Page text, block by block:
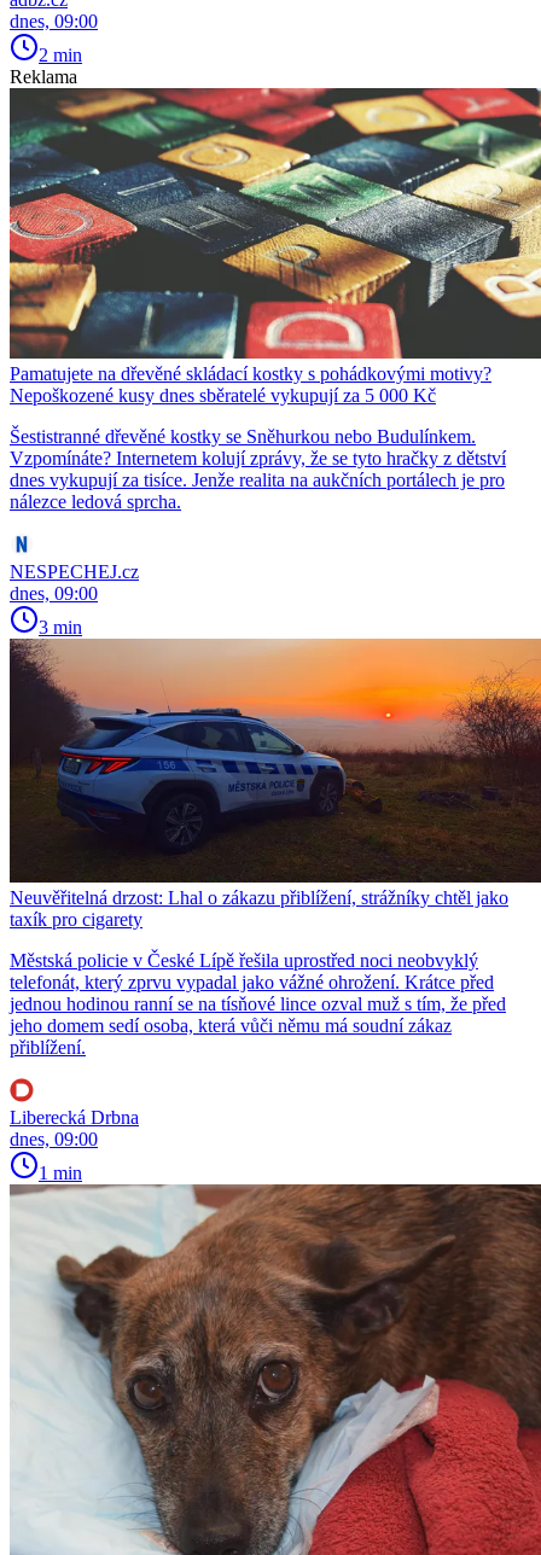
dnes, 09:00
2 min
Reklama
Pamatujete na dřevěné skládací kostky s pohádkovými motivy?
Nepoškozené kusy dnes sběratelé vykupují za 5 000 Kč
Šestistranné dřevěné kostky se Sněhurkou nebo Budulínkem.
Vzpomínáte? Internetem kolují zprávy, že se tyto hračky z dětství
dnes vykupují za tisíce. Jenže realita na aukčních portálech je pro
nálezce ledová sprcha.
NESPECHEJ.cz
dnes, 09:00
3 min
Neuvěřitelná drzost: Lhal o zákazu přiblížení, strážníky chtěl jako
taxík pro cigarety
Městská policie v České Lípě řešila uprostřed noci neobvyklý
telefonát, který zprvu vypadal jako vážné ohrožení. Krátce před
jednou hodinou ranní se na tísňové lince ozval muž s tím, že před
jeho domem sedí osoba, která vůči němu má soudní zákaz
přiblížení.
Liberecká Drbna
dnes, 09:00
1 min